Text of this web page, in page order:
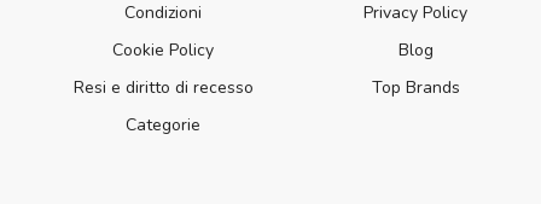
Condizioni
Privacy Policy
Cookie Policy
Blog
Resi e diritto di recesso
Top Brands
Categorie